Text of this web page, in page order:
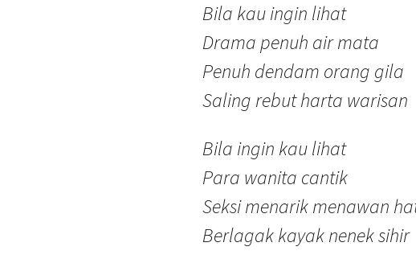
Bila kau ingin lihat
Drama penuh air mata
Penuh dendam orang gila
Saling rebut harta warisan
Bila ingin kau lihat
Para wanita cantik
Seksi menarik menawan
Berlagak kayak nenek sihir